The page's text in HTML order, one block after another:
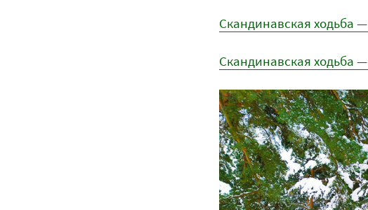
Скандинавская ходьба
Скандинавская ходьба